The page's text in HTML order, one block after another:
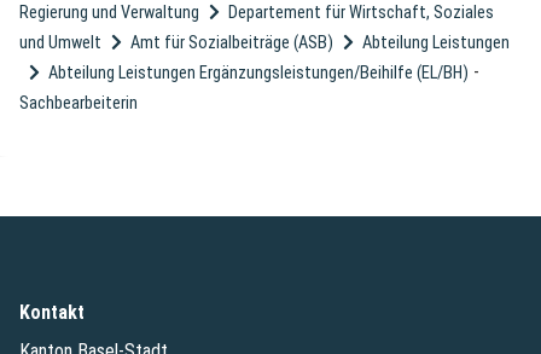
Regierung und Verwaltung
Departement für Wirtschaft, Soziales
und Umwelt
Amt für Sozialbeiträge (ASB)
Abteilung Leistungen
Abteilung Leistungen Ergänzungsleistungen/Beihilfe (EL/BH) -
Sachbearbeiterin
Kontakt